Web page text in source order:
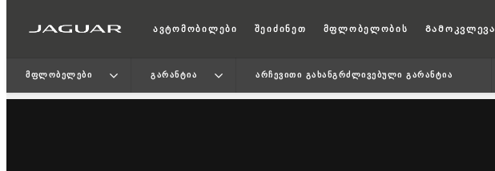
ავტომობილები შეიძინეთ მფლობელობის Გამოკვლევა
ᲛᲤᲚᲝᲑᲔᲚᲔᲑᲘ ᲒᲐᲠᲐᲜᲢᲘᲐ ᲐᲠᲩᲔᲕᲘᲗᲘ ᲒᲐᲮᲐᲜᲒᲠᲫᲚᲘᲕᲔᲑᲣᲚᲘ ᲒᲐᲠᲐᲜᲢᲘᲐ